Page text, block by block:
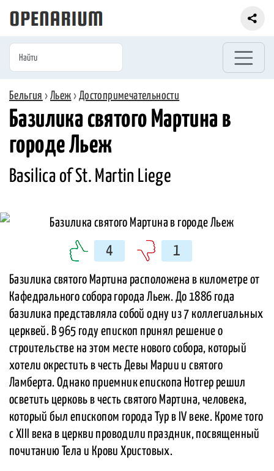
Бельгия ›Льеж › Достопримечательности
Базилика святого Мартина в
городе Льеж
Basilica of St. Martin Liege
4 1
Базилика святого Мартина расположена в километре от
Кафедрального собора города Льеж. До 1886 года
базилика представляла собой одну из 7 коллегиальных
церквей. В 965 году епископ принял решение о
строительстве на этом месте нового собора, который
хотели окрестить в честь Девы Марии и святого
Ламберта. Однако приемник епископа Нотгер решил
осветить церковь в честь святого Мартина, человека,
который был епископом города Тур в IV веке. Кроме того
с XIII века в церкви проводили праздник, посвященный
почитанию Тела и Крови Христовых.